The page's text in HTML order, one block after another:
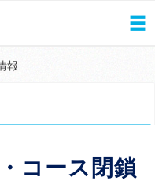
報
コース閉鎖